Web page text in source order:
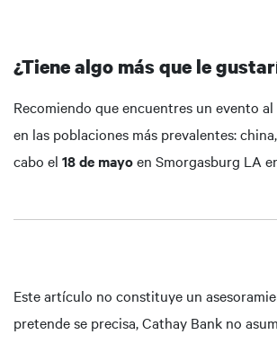
¿Tiene algo más que le
Recomiendo que encuentres un evento
en las poblaciones más prevalentes:
cabo el 18 de mayoen Smorgasburg LA
Este artículo no constituye un
pretende se precisa, Cathay Bank no